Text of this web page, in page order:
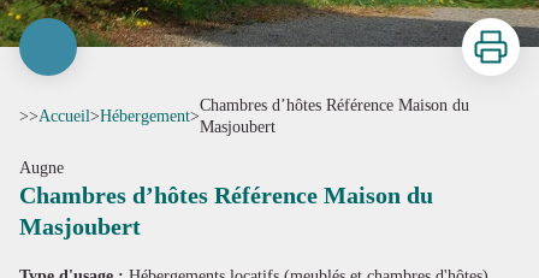
Imprimer
>>Accueil>Hébergement>
Chambres d’hôtes Référence Maison du
Masjoubert
Augne
Chambres d’hôtes Référence Maison du
Masjoubert